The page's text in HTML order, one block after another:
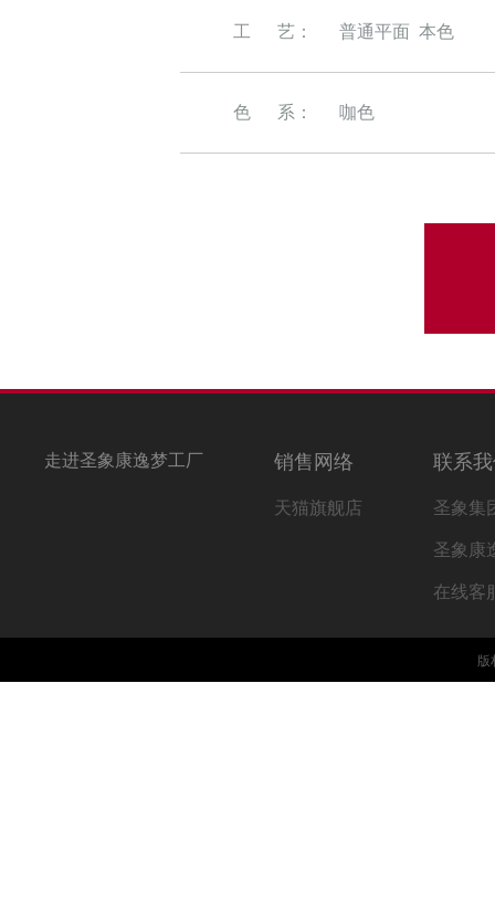
工 艺： 普通平面 本色
色 系： 咖色
走进圣象康逸梦工厂 销售网络
天猫旗舰店
联系
圣象集
圣象康
在线客
版